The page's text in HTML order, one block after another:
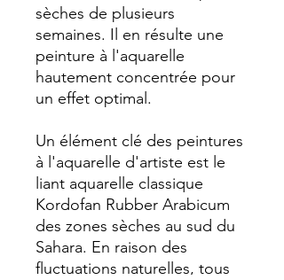
sèches de plusieurs
semaines. Il en résulte une
peinture à l'aquarelle
hautement concentrée pour
un effet optimal.
Un élément clé des peintures
à l'aquarelle d'artiste est le
liant aquarelle classique
Kordofan Rubber Arabicum
des zones sèches au sud du
Sahara. En raison des
fluctuations naturelles, tous